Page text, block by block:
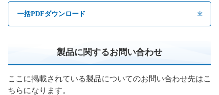
一括PDFダウンロード
製品に関するお問い合わせ
ここに掲載されている製品についてのお問い合わせ先はこ
ちらになります。